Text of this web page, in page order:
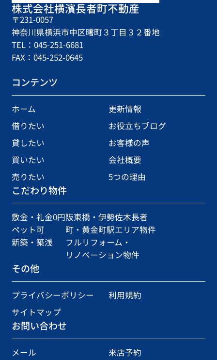
株式会社横濱長者町不動産
〒231-0057
神奈川県横浜市中区曙町３丁目３２番地
TEL：045-251-6681
FAX：045-252-0645
コンテンツ
ホーム
更新情報
借りたい
お役立ちブログ
貸したい
お客様の声
買いたい
会社概要
売りたい
5つの理由
こだわり物件
敷金・礼金0円
ペット可
新築・築浅
阪東橋・伊勢佐木長者
町・黄金町駅エリア物件
フルリフォーム・
リノベーション物件
その他
プライバシーポリシー
利用規約
サイトマップ
お問い合わせ
メール 来店予約